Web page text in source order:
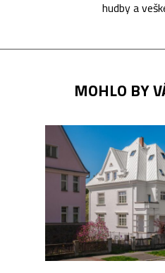
hudby a
MOHLO BY